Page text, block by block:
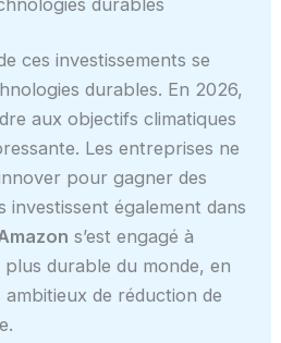
ces investissements se
durables. En 2026,
aux objectifs climatiques
Les entreprises ne
pour gagner des
investissent également dans
s’est engagé à
plus durable du monde, en
de réduction de